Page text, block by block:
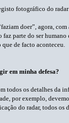
fotográfico do
doer”, agora,
faz parte do ser
de facto aconteceu.
em minha defesa?
todos os detalhes da
por exemplo,
do radar, todos os